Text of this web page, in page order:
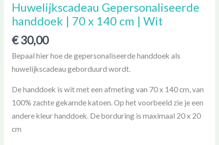
Huwelijkscadeau Gepersonaliseerde
handdoek | 70 x 140 cm | Wit
€30,00
Bepaal hier hoe de gepersonaliseerde handdoek als
huwelijkscadeau geborduurd wordt.
De handdoek is wit met een afmeting van 70 x 140 cm, van
100% zachte gekamde katoen. Op het voorbeeld zie je een
andere kleur handdoek. De borduring is maximaal 20 x 20
cm
aantal